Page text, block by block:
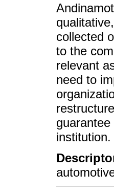
collected
to the
relevant
need to
institution.